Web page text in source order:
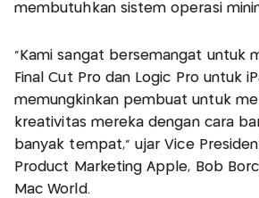
membutuhkan sistem operasi
"Kami sangat bersemangat untuk
Final Cut Pro dan Logic Pro untuk
memungkinkan pembuat untuk
kreativitas mereka dengan cara
banyak tempat," ujar Vice
Product Marketing Apple, Bob
Mac World.